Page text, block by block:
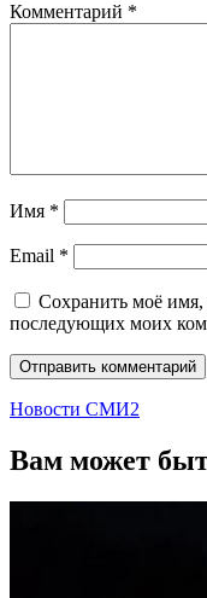
Комментарий *
Имя *
Email *
Сохранить моё имя,
последующих моих
Новости СМИ2
Вам может